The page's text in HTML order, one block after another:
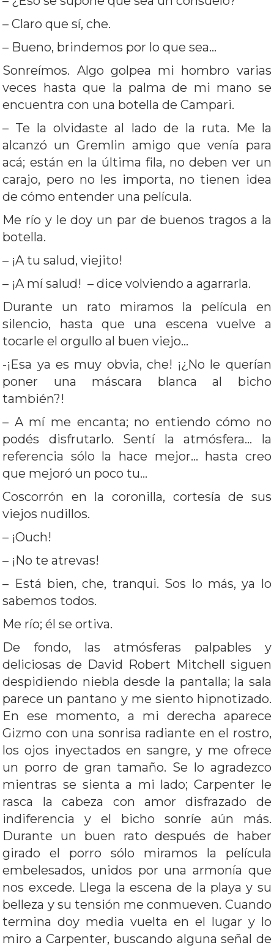
– Claro que sí, che.
– Bueno, brindemos por lo que sea…
Sonreímos. Algo golpea mi hombro varias
veces hasta que la palma de mi mano se
encuentra con una botella de Campari.
– Te la olvidaste al lado de la ruta. Me la
alcanzó un Gremlin amigo que venía para
acá; están en la última fila, no deben ver un
carajo, pero no les importa, no tienen idea
de cómo entender una película.
Me río y le doy un par de buenos tragos a la
botella.
– ¡A tu salud, viejito!
– ¡A mí salud! – dice volviendo a agarrarla.
Durante un rato miramos la película en
silencio, hasta que una escena vuelve a
tocarle el orgullo al buen viejo…
-¡Esa ya es muy obvia, che! ¡¿No le querían
poner una máscara blanca al bicho
también?!
– A mí me encanta; no entiendo cómo no
podés disfrutarlo. Sentí la atmósfera… la
referencia sólo la hace mejor… hasta creo
que mejoró un poco tu…
Coscorrón en la coronilla, cortesía de sus
viejos nudillos.
– ¡Ouch!
– ¡No te atrevas!
– Está bien, che, tranqui. Sos lo más, ya lo
sabemos todos.
Me río; él se ortiva.
De fondo, las atmósferas palpables y
deliciosas de David Robert Mitchell siguen
despidiendo niebla desde la pantalla; la sala
parece un pantano y me siento hipnotizado.
En ese momento, a mi derecha aparece
Gizmo con una sonrisa radiante en el rostro,
los ojos inyectados en sangre, y me ofrece
un porro de gran tamaño. Se lo agradezco
mientras se sienta a mi lado; Carpenter le
rasca la cabeza con amor disfrazado de
indiferencia y el bicho sonríe aún más.
Durante un buen rato después de haber
girado el porro sólo miramos la película
embelesados, unidos por una armonía que
nos excede. Llega la escena de la playa y su
belleza y su tensión me conmueven. Cuando
termina doy media vuelta en el lugar y lo
miro a Carpenter, buscando alguna señal de